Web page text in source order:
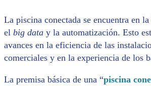
La piscina conectada se encuentra en
el big data y la automatización. Esto
avances en la eficiencia de las
comerciales y en la experiencia de los
La premisa básica de una “piscina